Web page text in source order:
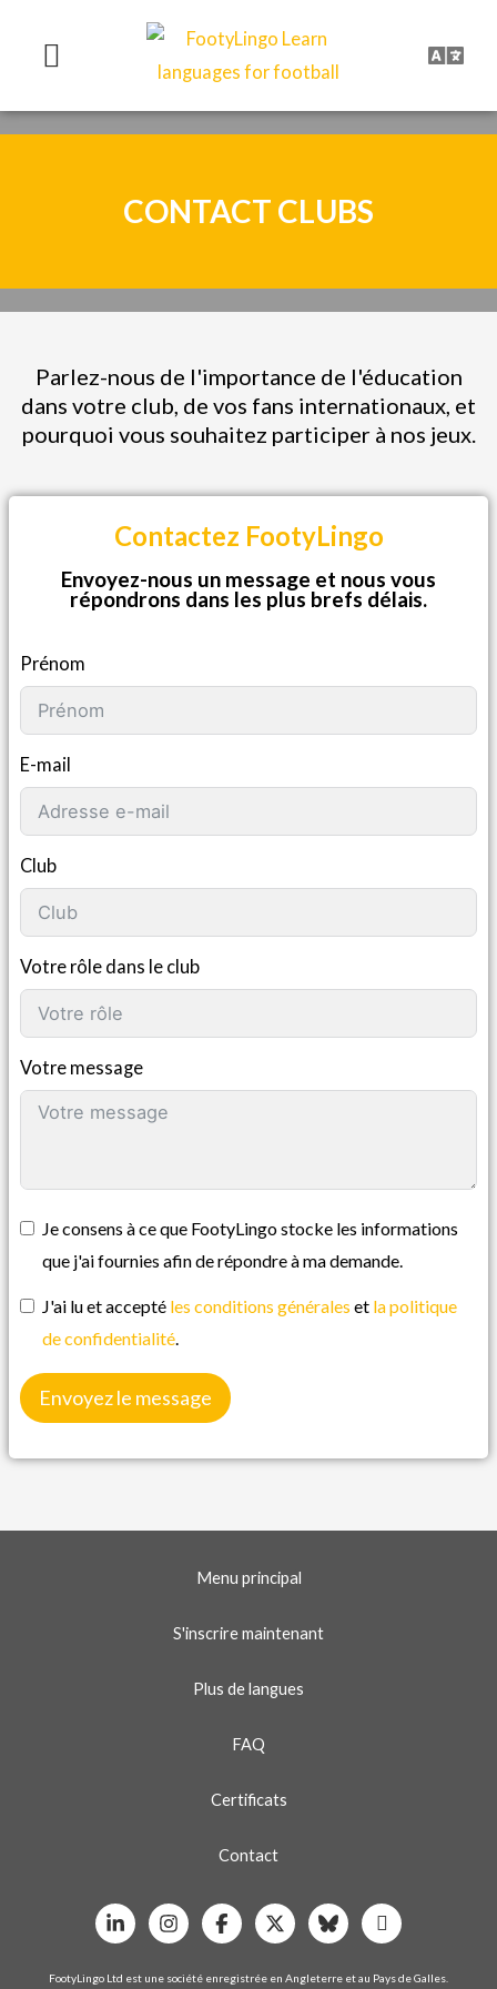
CONTACT CLUBS
Parlez-nous de l'importance de l'éducation
dans votre club, de vos fans internationaux, et
pourquoi vous souhaitez participer à nos jeux.
Contactez FootyLingo
Envoyez-nous un message et nous vous
répondrons dans les plus brefs délais.
Prénom
E-mail
Club
Votre rôle dans le club
Votre message
Je consens à ce que FootyLingo stocke les informations
que j'ai fournies afin de répondre à ma demande.
J'ai lu et accepté les conditions générales et la politique
de confidentialité
Envoyez le message
Menu principal
S'inscrire maintenant
Plus de langues
FAQ
Certificats
Contact
LinkedinInstagramFacebook
X BlueskyWhatsapp
FootyLingo Ltd est une société enregistrée en Angleterre et au Pays de Galles.